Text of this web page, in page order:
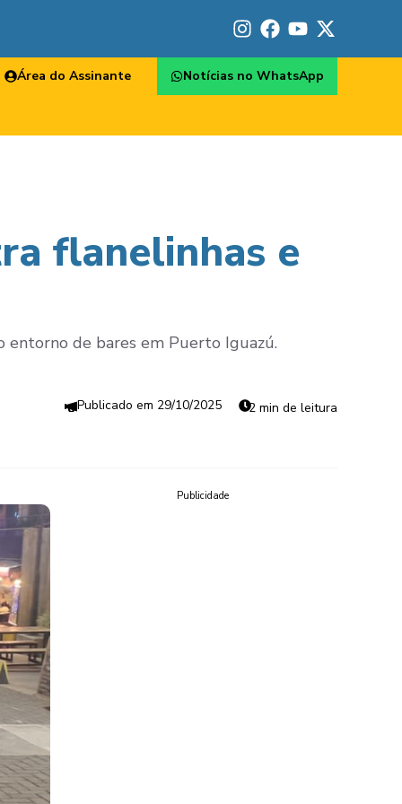
Área do Assinante Notícias no WhatsApp
flanelinhas e
entorno de bares em Puerto Iguazú.
29/10/2025 2 min de leitura
Publicidade